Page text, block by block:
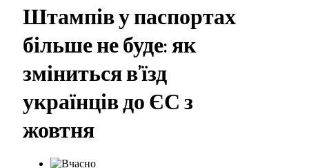
Штампів у паспортах
більше не буде: як
зміниться в’їзд
українців до ЄС з
жовтня